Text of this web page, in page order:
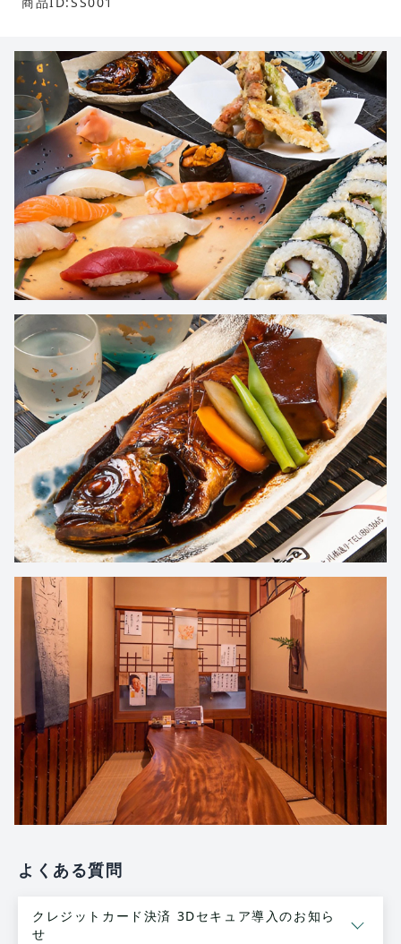
よくある質問
クレジットカード決済 3Dセキュア導入のお知ら
せ